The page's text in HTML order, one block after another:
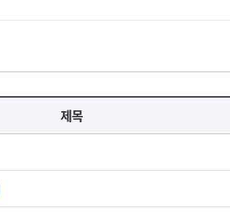
제목